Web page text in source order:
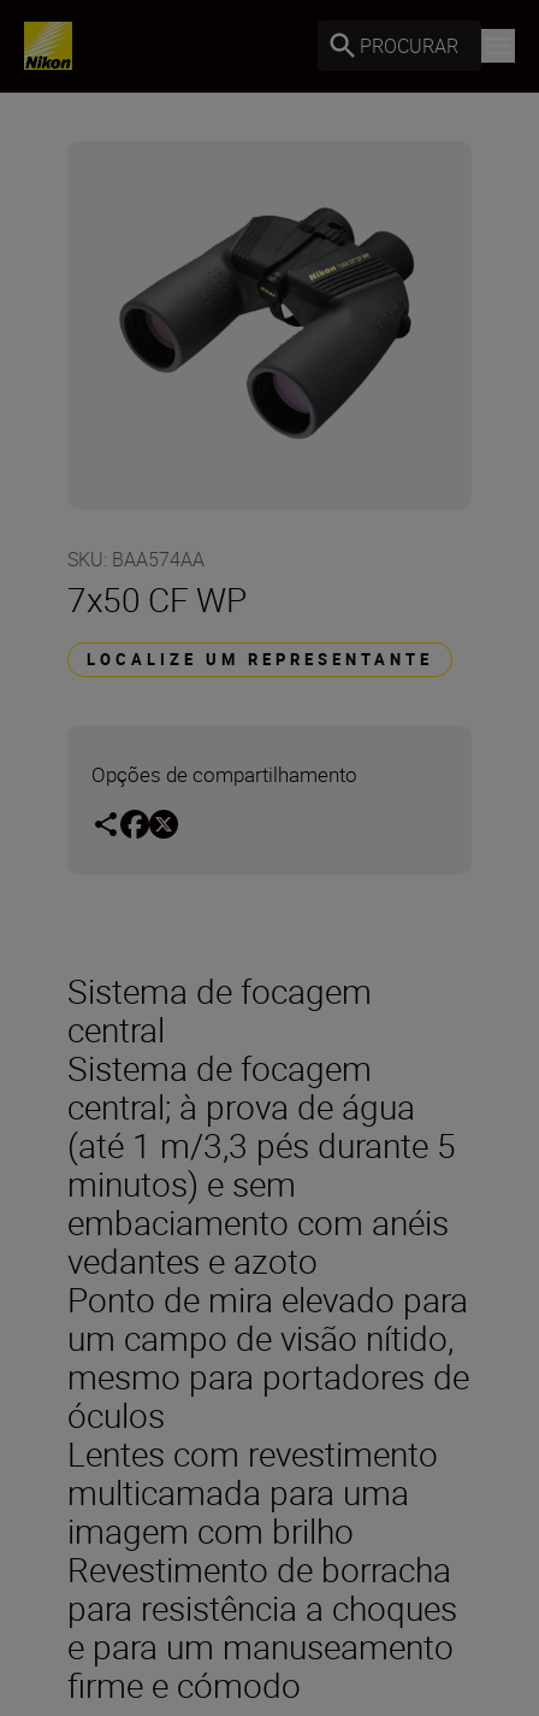
PROCURAR
SKU: BAA574AA
7x50 CF WP
LOCALIZE UM REPRESENTANTE
Opções de compartilhamento
Sistema de focagem
central
Sistema de focagem
central; à prova de água
(até 1 m/3,3 pés durante 5
minutos) e sem
embaciamento com anéis
vedantes e azoto
Ponto de mira elevado para
um campo de visão nítido,
mesmo para portadores de
óculos
Lentes com revestimento
multicamada para uma
imagem com brilho
Revestimento de borracha
para resistência a choques
e para um manuseamento
firme e cómodo